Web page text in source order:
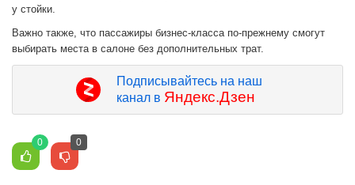
у стойки.
Важно также, что пассажиры бизнес-класса по-прежнему смогут
выбирать места в салоне без дополнительных трат.
Подписывайтесь на наш
канал в Яндекс.Дзен
0 0